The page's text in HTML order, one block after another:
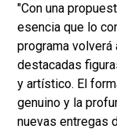
"Con una
esencia que lo
programa
destacadas
y artístico. El
genuino y la
nuevas entregas